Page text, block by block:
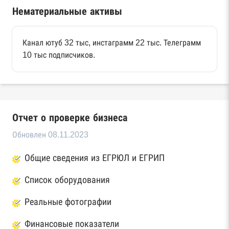
Нематериальные активы
Канал ютуб 32 тыс, инстаграмм 22 тыс. Телеграмм
10 тыс подписчиков.
Отчет о проверке бизнеса
Обновлен 08.11.2023
Общие сведения из ЕГРЮЛ и ЕГРИП
Список оборудования
Реальные фотографии
Финансовые показатели